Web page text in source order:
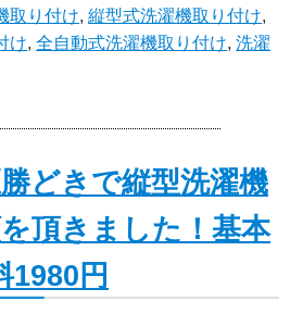
取り付け,縦型式洗濯機取り付け,
け,全自動式洗濯機取り付け,洗濯
どきで縦型洗濯機
頂きました！基本
1980円